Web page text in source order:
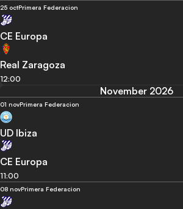
25 octPrimera Federacion
CE Europa
Real Zaragoza
12:00
November 2026
01 novPrimera Federacion
UD Ibiza
CE Europa
11:00
08 novPrimera Federacion